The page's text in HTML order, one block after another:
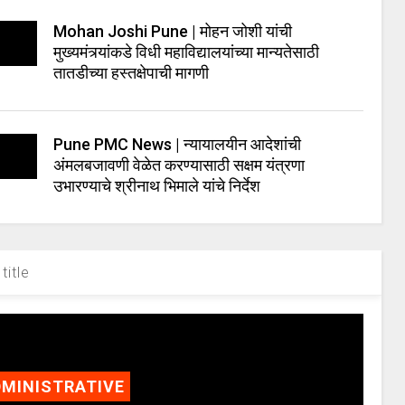
Mohan Joshi Pune | मोहन जोशी यांची
मुख्यमंत्र्यांकडे विधी महाविद्यालयांच्या मान्यतेसाठी
तातडीच्या हस्तक्षेपाची मागणी
Pune PMC News | न्यायालयीन आदेशांची
अंमलबजावणी वेळेत करण्यासाठी सक्षम यंत्रणा
उभारण्याचे श्रीनाथ भिमाले यांचे निर्देश